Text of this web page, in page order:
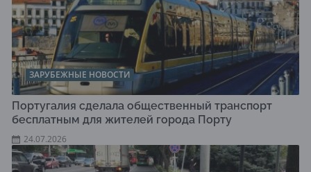
ЗАРУБЕЖНЫЕ НОВОСТИ
Португалия сделала общественный транспорт
бесплатным для жителей города Порту
24.07.2026